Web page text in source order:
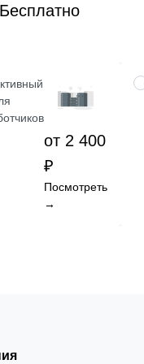
Бесплатно
от 2 400
₽
Посмотреть
→